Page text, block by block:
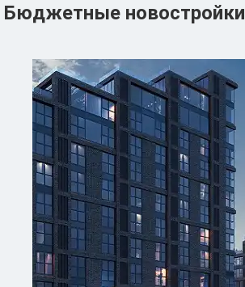
Бюджетные новостройки